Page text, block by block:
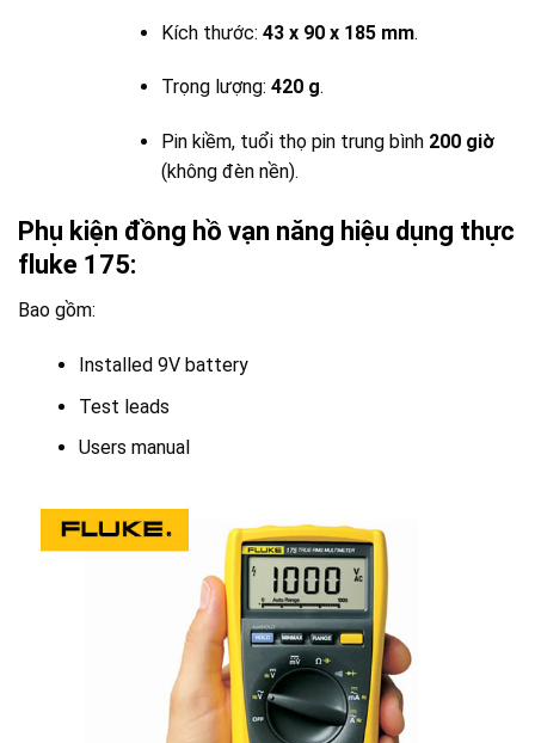
Kích thước: 43 x 90 x 185 mm.
Trọng lượng: 420 g.
Pin kiềm, tuổi thọ pin trung bình 200 giờ
(không đèn nền).
Phụ kiện đồng hồ vạn năng hiệu dụng thực
fluke 175:
Bao gồm:
Installed 9V battery
Test leads
Users manual